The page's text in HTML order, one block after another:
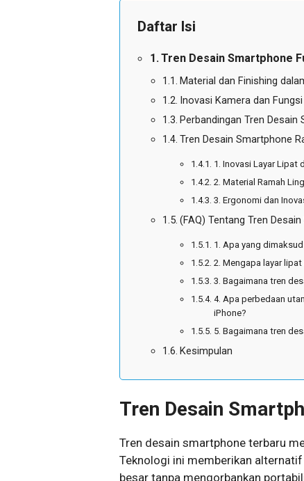
Daftar Isi
Tren Desain Smartphone
Material dan Finishing
Inovasi Kamera dan
Perbandingan Tren
Tren Desain Smartphone
1. Inovasi Layar Lipat
2. Material Ramah
3. Ergonomi dan
(FAQ) Tentang Tren
1. Apa yang
2. Mengapa layar
3. Bagaimana tren
4. Apa perbedaan
iPhone?
5. Bagaimana tren
Kesimpulan
Tren Desain
Tren desain smartphone terbaru
Teknologi ini memberikan
besar tanpa mengorbankan